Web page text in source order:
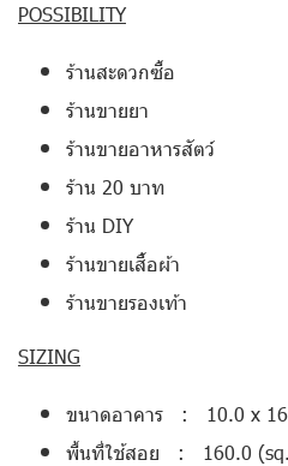
POSSIBILITY
ร้านสะดวกซื้อ
ร้านขายยา
ร้านขายอาหารสัตว์
ร้าน 20 บาท
ร้าน DIY
ร้านขายเสื้อผ้า
ร้านขายรองเท้า
SIZING
ขนาดอาคาร : 10.0 x
พื้นที่ใช้สอย : 160.0